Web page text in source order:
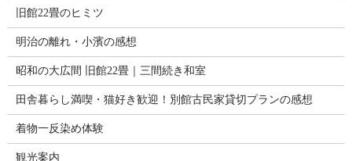
旧館22畳のヒミツ
明治の離れ・小濱の感想
昭和の大広間 旧館22畳｜三間続き和室
田舎暮らし満喫・猫好き歓迎！別館古民家貸切プランの感想
着物一反染め体験
観光案内